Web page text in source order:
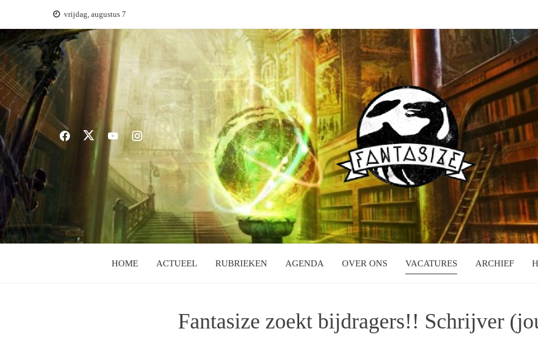
inhoud
vrijdag, augustus 7
HOME ACTUEEL RUBRIEKEN AGENDA OVER ONS VACATURES ARCHIEF
Fantasize zoekt bijdragers!! Schrijver